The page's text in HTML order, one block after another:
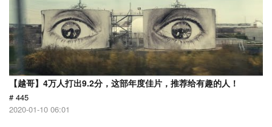
【越哥】4万人打出9.2分，这部年度佳片，推荐给有趣的人！
# 445
2020-01-10 06:01